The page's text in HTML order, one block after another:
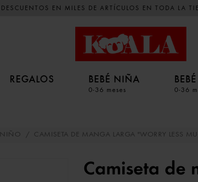
DESCUENTOS EN MILES DE ARTÍCULOS EN TODA LA
REGALOS BEBÉ NIÑA
0-36 meses 0-36
NIÑO / CAMISETA DE MANGA LARGA "WORRY LESS
Camiseta de